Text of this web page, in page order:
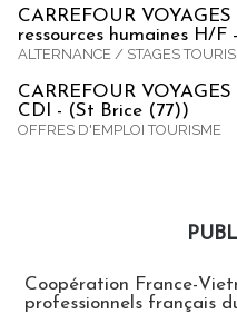
CARREFOUR
ressources humaines H/
ALTERNANCE / STAGES
CARREFOUR
CDI - (St Brice (77))
OFFRES D'EMPLOI TOURISME
Coopération France-
professionnels français